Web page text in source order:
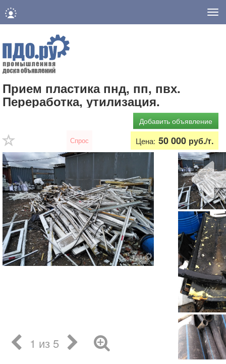
Прием пластика пнд, пп, пвх.
Переработка, утилизация.
Добавить объявление
Спрос Цена: 50 000 руб./т.
1 из 5